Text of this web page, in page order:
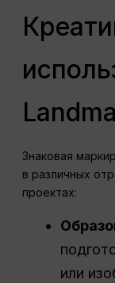
Знаковая
в различных
проектах:
или